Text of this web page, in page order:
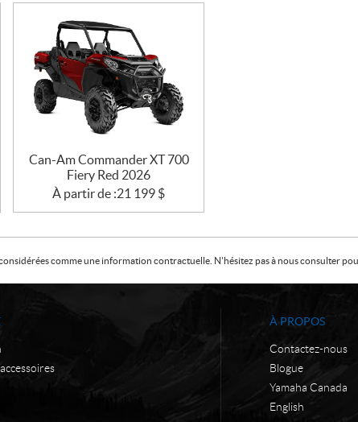
Can-Am Commander XT 700
Fiery Red 2026
À partir de :21 199 $
comme une information contractuelle. N'hésitez pas à nous consulter
À PROPOS
Contactez-nous
Blogue
Yamaha Canada
English